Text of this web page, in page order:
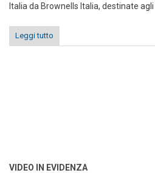
Italia da Brownells Italia, destinate
Leggi tutto
VIDEO IN EVIDENZA